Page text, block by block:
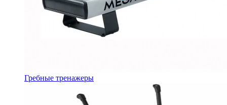
Гребные тренажеры